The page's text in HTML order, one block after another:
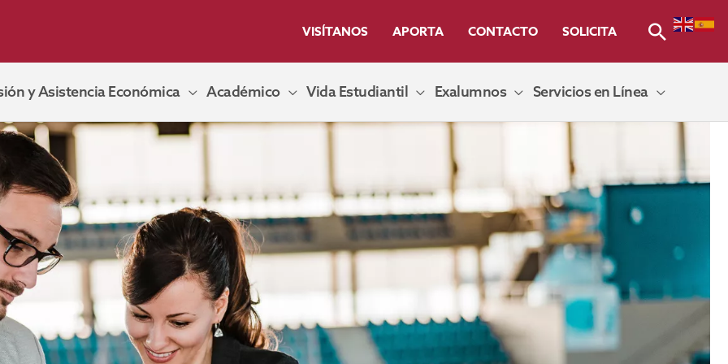
VISÍTANOS APORTA CONTACTO SOLICITA Buscar
y Asistencia Económica Académico Vida Estudiantil Exalumnos Servicios en Línea